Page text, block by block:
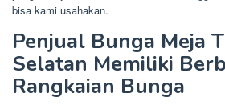
bisa kami usahakan.
Penjual Bunga Meja
Selatan Memiliki
Rangkaian Bunga